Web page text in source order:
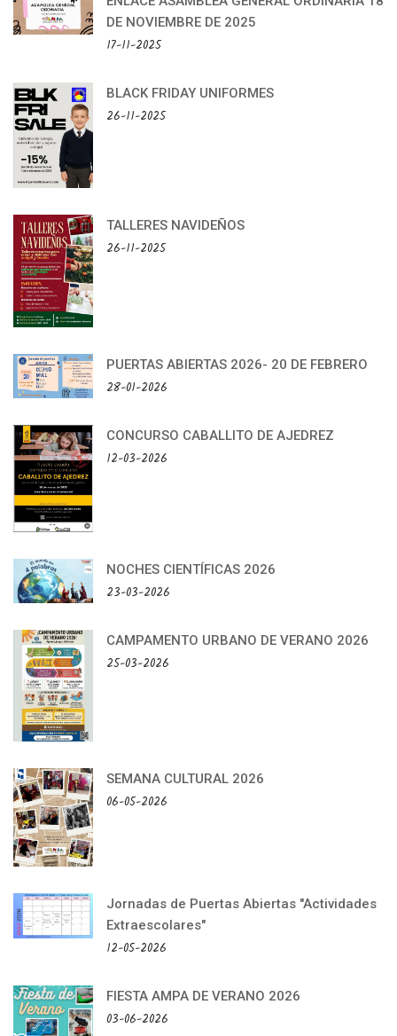
DE NOVIEMBRE DE 2025
17-11-2025
BLACK FRIDAY UNIFORMES
26-11-2025
TALLERES NAVIDEÑOS
26-11-2025
PUERTAS ABIERTAS 2026- 20 DE FEBRERO
28-01-2026
CONCURSO CABALLITO DE AJEDREZ
12-03-2026
NOCHES CIENTÍFICAS 2026
23-03-2026
CAMPAMENTO URBANO DE VERANO 2026
25-03-2026
SEMANA CULTURAL 2026
06-05-2026
Jornadas de Puertas Abiertas "Actividades
Extraescolares"
12-05-2026
FIESTA AMPA DE VERANO 2026
03-06-2026